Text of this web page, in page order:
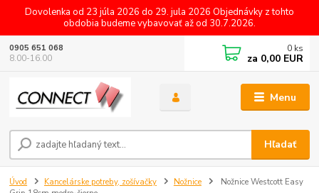
Dovolenka od 23 júla 2026 do 29. jula 2026 Objednávky z tohto
obdobia budeme vybavovať až od 30.7.2026.
Menu
Hľadať
0905 651 068
8.00-16.00
0 ks
za 0,00 EUR
Úvod Kancelárske potreby, zošívačky Nožnice
Nožnice Westcott Easy